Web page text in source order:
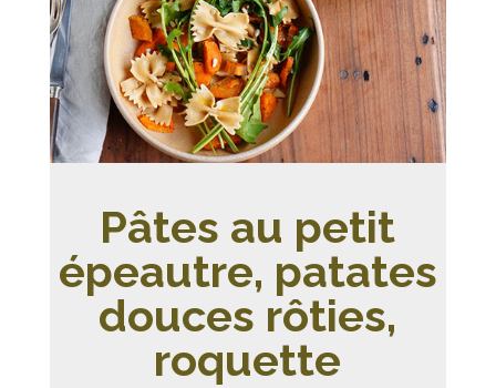
Pâtes au petit
épeautre, patates
douces rôties,
roquette